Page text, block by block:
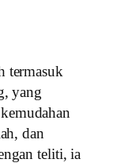
termasuk
yang
dan
teliti, ia